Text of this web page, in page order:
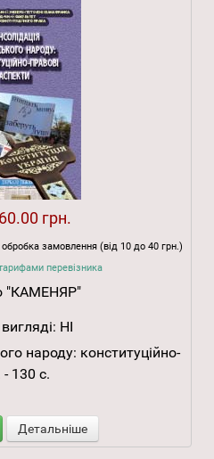
60.00 грн.
замовлення (від 10 до 40 грн.)
перевізника
"КАМЕНЯР"
НІ
народу: конституційно-
- 130 с.
Детальніше